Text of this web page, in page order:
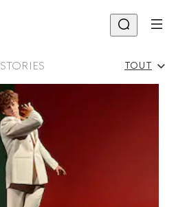
STORIES TOUT